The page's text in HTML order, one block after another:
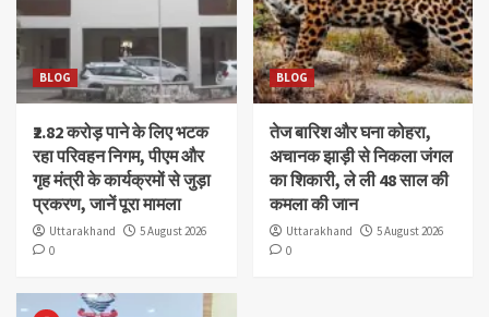
BLOG
₹2.82 करोड़ पाने के लिए भटक
रहा परिवहन निगम, पीएम और
गृह मंत्री के कार्यक्रमों से जुड़ा
प्रकरण, जानें पूरा मामला
Uttarakhand
5 August 2026
0
BLOG
तेज बारिश और घना कोहरा,
अचानक झाड़ी से निकला जंगल
का शिकारी, ले ली 48 साल की
कमला की जान
Uttarakhand
5 August 2026
0